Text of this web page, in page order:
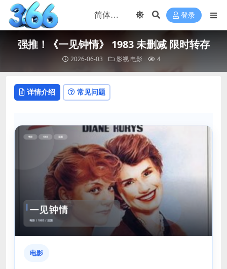
登录
强推！《一见钟情》 1983 未删减 限时转存
2026-06-03 影视电影 4
详情介绍 常见问题
电影